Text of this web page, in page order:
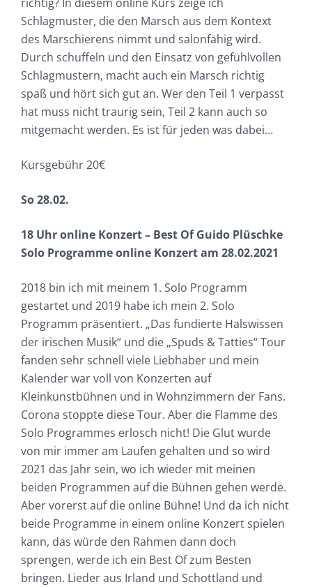
Schlagmuster, die den Marsch aus dem Kontext
des Marschierens nimmt und salonfähig wird.
Durch schuffeln und den Einsatz von gefühlvollen
Schlagmustern, macht auch ein Marsch richtig
spaß und hört sich gut an. Wer den Teil 1 verpasst
hat muss nicht traurig sein, Teil 2 kann auch so
mitgemacht werden. Es ist für jeden was dabei…
Kursgebühr 20€
So 28.02.
18 Uhr online Konzert – Best Of Guido Plüschke
Solo Programme online Konzert am 28.02.2021
2018 bin ich mit meinem 1. Solo Programm
gestartet und 2019 habe ich mein 2. Solo
Programm präsentiert. „Das fundierte Halswissen
der irischen Musik“ und die „Spuds & Tatties“ Tour
fanden sehr schnell viele Liebhaber und mein
Kalender war voll von Konzerten auf
Kleinkunstbühnen und in Wohnzimmern der Fans.
Corona stoppte diese Tour. Aber die Flamme des
Solo Programmes erlosch nicht! Die Glut wurde
von mir immer am Laufen gehalten und so wird
2021 das Jahr sein, wo ich wieder mit meinen
beiden Programmen auf die Bühnen gehen werde.
Aber vorerst auf die online Bühne! Und da ich nicht
beide Programme in einem online Konzert spielen
kann, das würde den Rahmen dann doch
sprengen, werde ich ein Best Of zum Besten
bringen. Lieder aus Irland und Schottland und